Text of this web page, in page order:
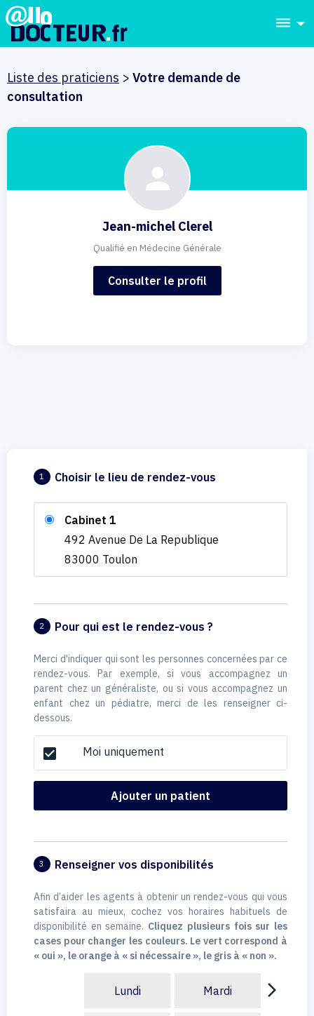
dehaze
Liste des praticiens > Votre demande de
consultation
Jean-michel Clerel
Qualifié en Médecine Générale
Consulter le profil
1 Choisir le lieu de rendez-vous
Cabinet 1
492 Avenue De La Republique
83000 Toulon
2 Pour qui est le rendez-vous ?
Merci d'indiquer qui sont les personnes concernées par ce
rendez-vous. Par exemple, si vous accompagnez un
parent chez un généraliste, ou si vous accompagnez un
enfant chez un pédiatre, merci de les renseigner ci-
dessous.
check_box Moi uniquement
Ajouter un patient
3 Renseigner vos disponibilités
Afin d’aider les agents à obtenir un rendez-vous qui vous
satisfaira au mieux, cochez vos horaires habituels de
disponibilité en semaine. Cliquez plusieurs fois sur les
cases pour changer les couleurs. Le vert correspond à
« oui », le orange à « si nécessaire », le gris à « non ».
Lundi Mardi arrow_forward_ios